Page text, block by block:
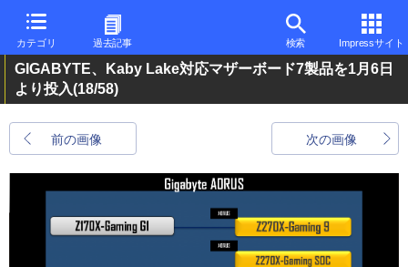
カテゴリ 過去記事 検索 Impressサイト
GIGABYTE、Kaby Lake対応マザーボード7製品を1月6日
より投入(18/58)
前の画像 次の画像